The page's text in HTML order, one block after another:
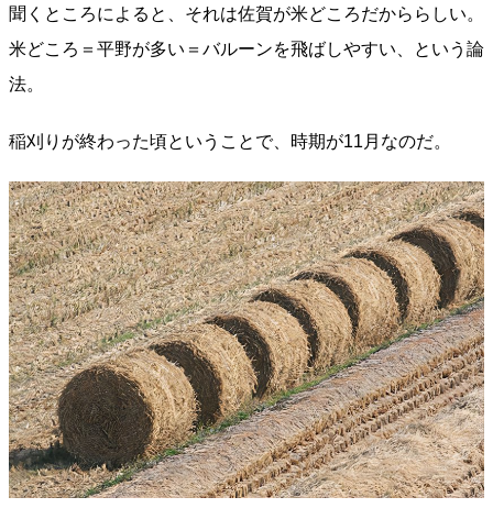
聞くところによると、それは佐賀が米どころだかららしい。
米どころ＝平野が多い＝バルーンを飛ばしやすい、という論
法。
稲刈りが終わった頃ということで、時期が11月なのだ。